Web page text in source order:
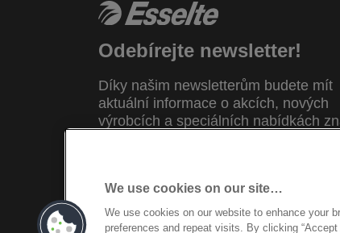
Odebírejte newsletter!
Díky našim newsletterům budete mít
aktuální informace o akcích, nových
výrobcích a speciálních nabídkách
We use cookies on our site…
We use cookies on our website to enhance your
preferences and repeat visits. By clicking